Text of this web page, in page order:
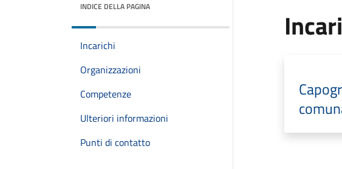
INDICE DELLA PAGINA
Incarichi
Organizzazioni
Competenze
Ulteriori informazioni
Punti di contatto